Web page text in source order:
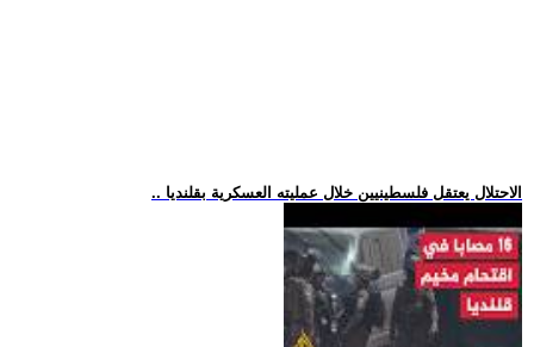
.. الاحتلال يعتقل فلسطينيين خلال عمليته العسكرية بقلنديا